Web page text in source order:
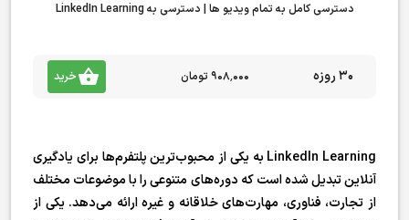
دسترسی کامل به تمام ویدیو ها | دسترسی به LinkedIn Learning
30 روزه ۹۰۸٬۰۰۰ تومان خرید
LinkedIn Learning به یکی از محبوب‌ترین پلتفرم‌ها برای یادگیری
آنلاین تبدیل شده است که دوره‌های متنوعی را با موضوعات مختلف
از تجارت، فناوری، مهارت‌های خلاقانه و غیره ارائه می‌دهد. یکی از